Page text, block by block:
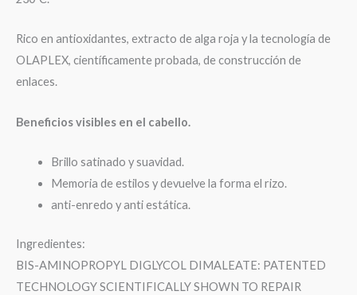
Rico en antioxidantes, extracto de alga roja y la tecnología de
OLAPLEX, científicamente probada, de construcción de
enlaces.
Beneficios visibles en el cabello.
Brillo satinado y suavidad.
Memoria de estilos y devuelve la forma el rizo.
anti-enredo y anti estática.
Ingredientes:
BIS-AMINOPROPYL DIGLYCOL DIMALEATE: PATENTED
TECHNOLOGY SCIENTIFICALLY SHOWN TO REPAIR